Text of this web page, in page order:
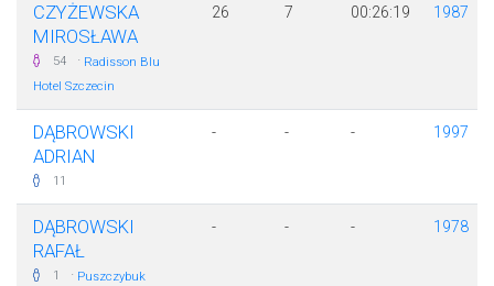
CZYŻEWSKA
MIROSŁAWA
54 · Radisson Blu
Hotel Szczecin
26 7 00:26:19 1987
DĄBROWSKI
ADRIAN
11
- - - 1997
DĄBROWSKI
RAFAŁ
1 · Puszczybuk
- - - 1978